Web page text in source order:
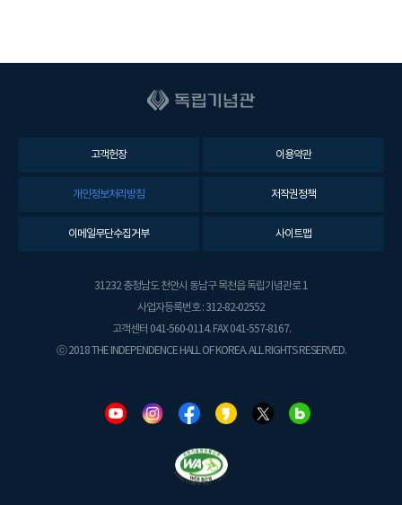
고객헌장 이용약관
개인정보처리방침 저작권정책
이메일무단수집거부 사이트맵
31232 충청남도 천안시 동남구 목천읍 독립기념관로 1
사업자등록번호 : 312-82-02552
고객센터 041-560-0114. FAX 041-557-8167.
ⓒ 2018 THE INDEPENDENCE HALL OF KOREA. ALL RIGHTS RESERVED.